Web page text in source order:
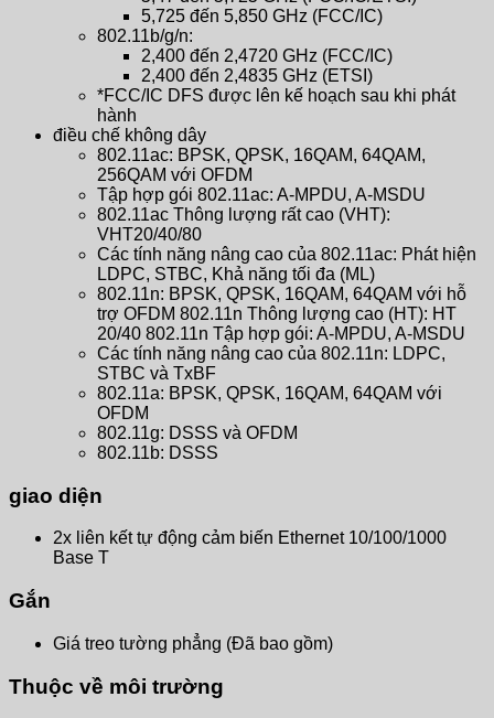
5,725 đến 5,850 GHz (FCC/IC)
802.11b/g/n:
2,400 đến 2,4720 GHz (FCC/IC)
2,400 đến 2,4835 GHz (ETSI)
*FCC/IC DFS được lên kế hoạch sau khi phát
hành
điều chế không dây
802.11ac: BPSK, QPSK, 16QAM, 64QAM,
256QAM với OFDM
Tập hợp gói 802.11ac: A-MPDU, A-MSDU
802.11ac Thông lượng rất cao (VHT):
VHT20/40/80
Các tính năng nâng cao của 802.11ac: Phát hiện
LDPC, STBC, Khả năng tối đa (ML)
802.11n: BPSK, QPSK, 16QAM, 64QAM với hỗ
trợ OFDM 802.11n Thông lượng cao (HT): HT
20/40 802.11n Tập hợp gói: A-MPDU, A-MSDU
Các tính năng nâng cao của 802.11n: LDPC,
STBC và TxBF
802.11a: BPSK, QPSK, 16QAM, 64QAM với
OFDM
802.11g: DSSS và OFDM
802.11b: DSSS
giao diện
2x liên kết tự động cảm biến Ethernet 10/100/1000
Base T
Gắn
Giá treo tường phẳng (Đã bao gồm)
Thuộc về môi trường